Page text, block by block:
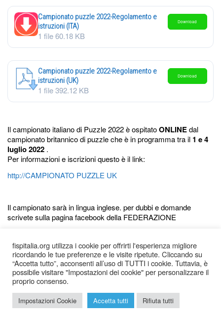
Campionato puzzle 2022-Regolamento e
istruzioni (ITA)
1 file60.18 KB
Download
Campionato puzzle 2022-Regolamento e
istruzioni (UK)
1 file392.12 KB
Download
Il campionato italiano di Puzzle 2022 è ospitatoONLINEdal
campionato britannico di puzzle che è in programma tra il 1 e 4
luglio 2022 .
Per informazioni e iscrizioni questo è il link:
http://CAMPIONATO PUZZLE UK
Il campionato sarà in lingua inglese. per dubbi e domande
scrivete sulla pagina facebook della FEDERAZIONE
2026 © Federazione Italiana Sudoku Puzzle | Chi siamo
Privacy
fispitalia.org utilizza i cookie per offrirti l'esperienza migliore
ricordando le tue preferenze e le visite ripetute. Cliccando su
“Accetta tutto”, acconsenti all’uso di TUTTI i cookie. Tuttavia, è
possibile visitare "Impostazioni dei cookie" per personalizzare il
proprio consenso.
Impostazioni Cookie Accetta tutti Rifiuta tutti